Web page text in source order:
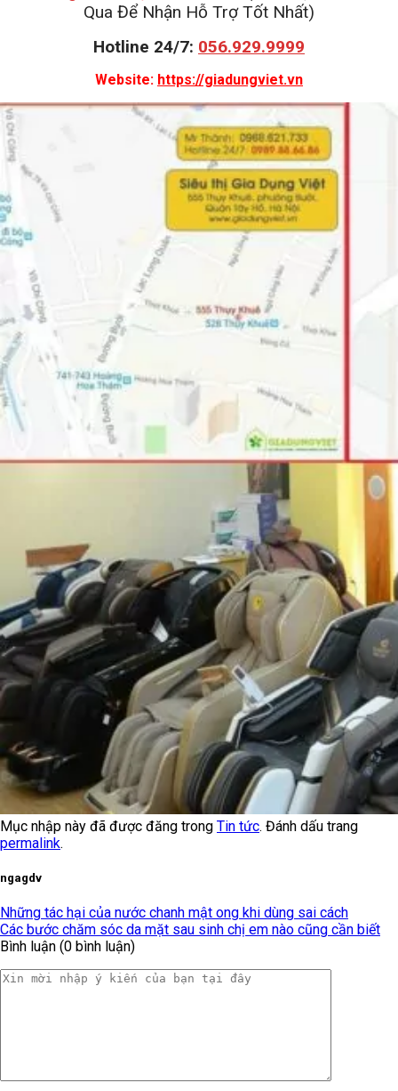
Qua Để Nhận Hỗ Trợ Tốt Nhất)
Hotline 24/7: 056.929.9999
Website: https://giadungviet.vn
Mục nhập này đã được đăng trong Tin tức. Đánh dấu trang
permalink.
ngagdv
Những tác hại của nước chanh mật ong khi dùng sai cách
Các bước chăm sóc da mặt sau sinh chị em nào cũng cần biết
Bình luận (0 bình luận)